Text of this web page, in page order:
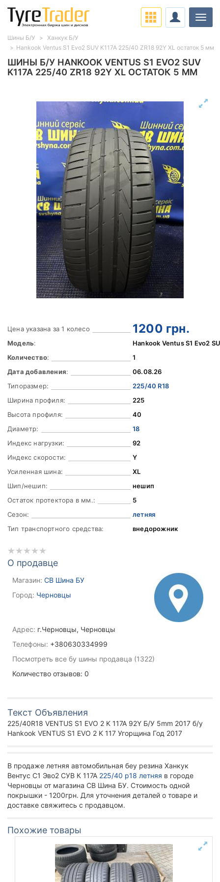
ШИНЫ Б/У HANKOOK VENTUS S1 EVO2 SUV
K117A 225/40 ZR18 92Y XL ОСТАТОК 5 ММ
Цена указана за 1 колесо 1200 грн.
Модель:
Hankook Ventus S1 Evo2
Количество:
1
Дата добавления:
06.08.26
Типоразмер:
225/40 R18
Ширина профиля:
225
Высота профиля:
40
Диаметр:
18
Индекс нагрузки:
92
Индекс скорости:
Y
Усиленная шина:
XL
Шип/нешип:
нешип
Остаток протектора в мм.:
5
Сезон:
летняя
Тип транспортного средства:
внедорожник
О продавце
Магазин: СВ Шина БУ
Город: Черновцы
Адрес: г.Черновцы, Черновцы
Телефоны: +380630334999
Посмотреть все бу шины продавца (1322)
Количество отзывов: 0
Текст Объявления
225/40R18 VENTUS S1 EVO 2 K 117A 92Y Б/У 5mm 2017 б/у
Hankook VENTUS S1 EVO 2 K 117 Угорщина Год 2017
В продаже летняя автомобильная беу резина Ханкук
Вентус С1 Эво2 СУВ К 117А 225/40 р18 летняя в городе
Черновцы от магазина СВ Шина БУ. Стоимость одной
покрышки - 1200грн. Для уточнения деталей о товаре и
доставке свяжитесь с продавцом.
Похожие товары
Шины Б/У
Ханкук Б/У
Hankook Ventus S1 Evo2 SUV K117A 225/40 ZR18 92Y XL остаток 5 мм